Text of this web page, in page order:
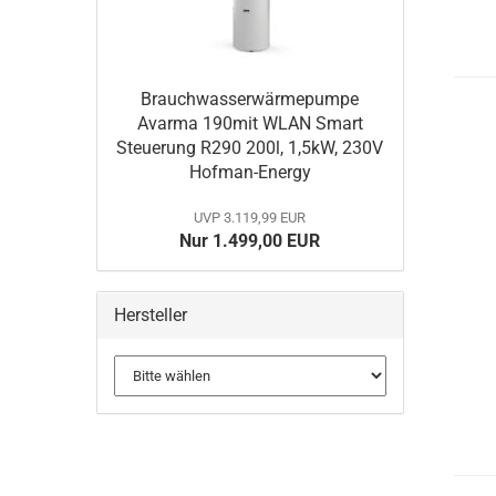
Brauchwasserwärmepumpe
Avarma 190mit WLAN Smart
Steuerung R290 200l, 1,5kW, 230V
Hofman-Energy
UVP 3.119,99 EUR
Nur 1.499,00 EUR
Hersteller